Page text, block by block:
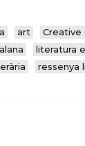
art Creative
literatura
ressenya